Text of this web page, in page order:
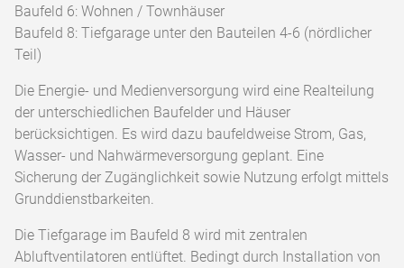
Baufeld 6: Wohnen / Townhäuser
Baufeld 8: Tiefgarage unter den Bauteilen 4-6 (nördlicher
Teil)
Die Energie- und Medienversorgung wird eine Realteilung
der unterschiedlichen Baufelder und Häuser
berücksichtigen. Es wird dazu baufeldweise Strom, Gas,
Wasser- und Nahwärmeversorgung geplant. Eine
Sicherung der Zugänglichkeit sowie Nutzung erfolgt mittels
Grunddienstbarkeiten.
Die Tiefgarage im Baufeld 8 wird mit zentralen
Abluftventilatoren entlüftet. Bedingt durch Installation von